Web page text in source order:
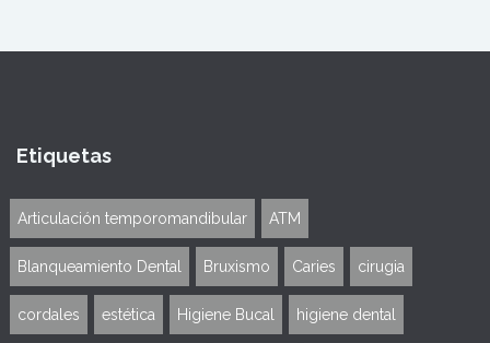
Etiquetas
Articulación temporomandibular ATM
Blanqueamiento Dental Bruxismo Caries cirugia
cordales estética Higiene Bucal higiene dental